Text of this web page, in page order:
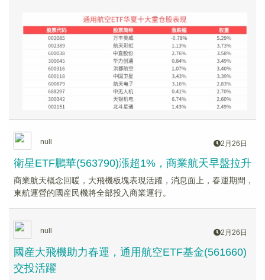
null 2月26日
衛星ETF鵬華(563790)漲超1%，商業航天早盤拉升
商業航天概念回暖，大飛機板塊表現活躍，消息面上，春運期間，
東航運營的國産民機將全部投入商業運行。
null 2月26日
國産大飛機助力春運，通用航空ETF基金(561660)
交投活躍